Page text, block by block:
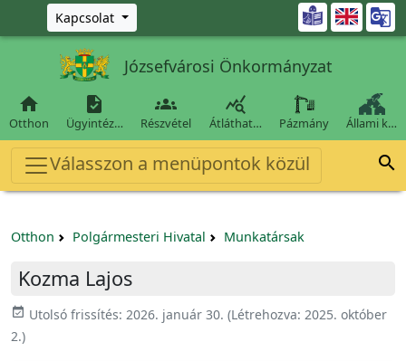
Ugrás a fő tartalomra
Kapcsolat 
Józsefvárosi Önkormányzat

Otthon

Ügyintéz…

Részvétel

Átláthat… Pázmány Állami k…
Válasszon a menüpontok közül 
Otthon Polgármesteri Hivatal Munkatársak
Kozma Lajos
event_available Utolsó frissítés: 2026. január 30. (Létrehozva: 2025. október
2.)